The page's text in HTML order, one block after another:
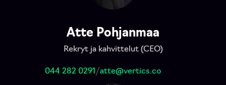
Atte Pohjanmaa
Rekryt ja kahvittelut (CEO)
044 282 0291 /atte@vertics.co